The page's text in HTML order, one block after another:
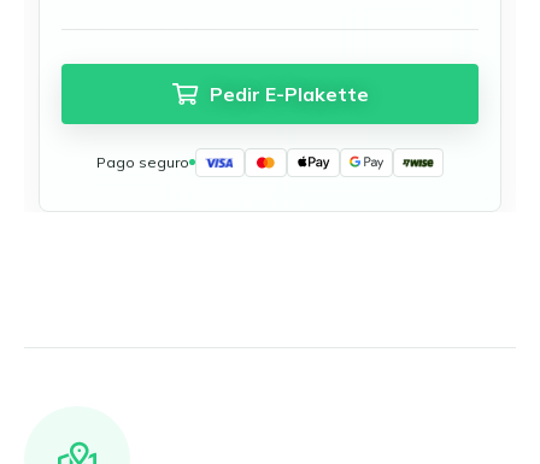
Todas las zonas medioambientales alemanas
Pedir E-Plakette
Pago seguro